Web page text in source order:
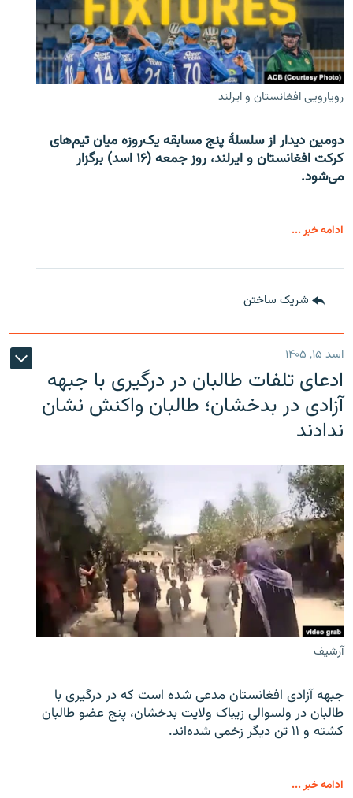
رویارویی افغانستان و ایرلند
دومین دیدار از سلسلۀ پنج مسابقه یک‌روزه میان تیم‌های
کرکت افغانستان و ایرلند، روز جمعه (۱۶ اسد) برگزار
می‌شود.
ادامه خبر ...
شریک ساختن
اسد ۱۵, ۱۴۰۵
ادعای تلفات طالبان در درگیری با جبهه
آزادی در بدخشان؛ طالبان واکنش نشان
ندادند
آرشیف
جبهه آزادی افغانستان مدعی شده است که در درگیری با
طالبان در ولسوالی زیباک ولایت بدخشان، پنج عضو طالبان
کشته و ۱۱ تن دیگر زخمی شده‌اند.
ادامه خبر ...